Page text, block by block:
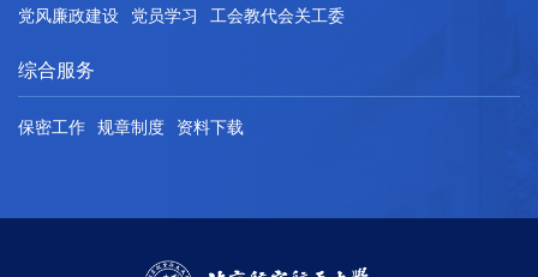
党风廉政建设 党员学习 工会教代会关工委
综合服务
保密工作 规章制度 资料下载